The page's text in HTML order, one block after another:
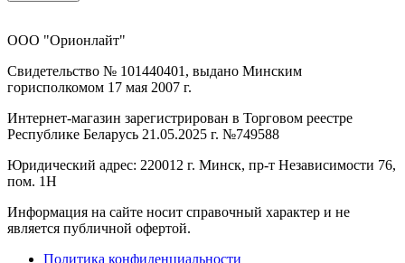
ООО "Орионлайт"
Свидетельство № 101440401, выдано Минским
горисполкомом 17 мая 2007 г.
Интернет-магазин зарегистрирован в Торговом реестре
Республике Беларусь 21.05.2025 г. №749588
Юридический адрес: 220012 г. Минск, пр-т Независимости 76,
пом. 1Н
Информация на сайте носит справочный характер и не
является публичной офертой.
Политика конфиденциальности